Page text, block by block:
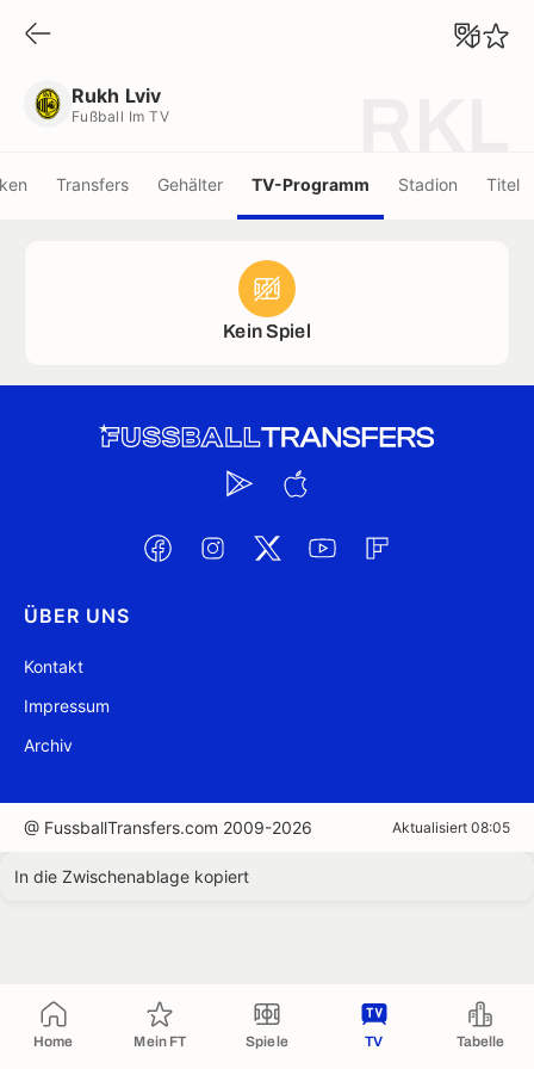
Home Mein FT Spiele TV Tabelle
Rukh Lviv
Fußball Im TV
Transfers Gehälter TV-Programm Stadion Titel
Kein Spiel
ÜBER UNS
Kontakt
Impressum
Archiv
@ FussballTransfers.com 2009-2026 Aktualisiert 08:05
In die Zwischenablage kopiert